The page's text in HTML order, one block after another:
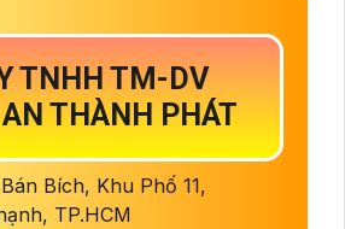
TNHH TM-DV
THÀNH PHÁT
Bích, Khu Phố 11,
TP.HCM